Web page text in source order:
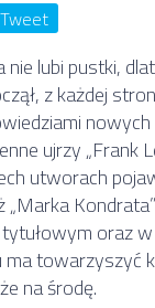
Tweet
nie lubi pustki,
z każdej
nowych
ujrzy „Frank
utworach
„Marka
oraz w
towarzyszyć
na środę.